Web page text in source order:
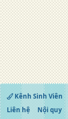
Kênh Sinh Viên
Liên hệ
Nội quy